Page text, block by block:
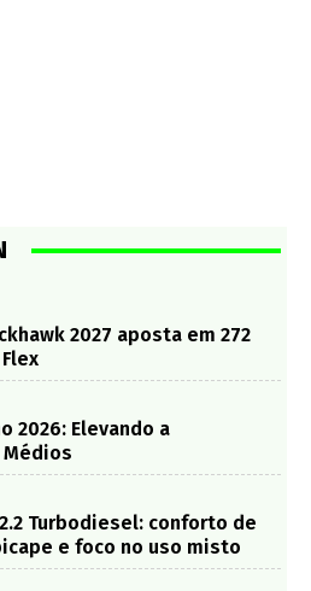
2027 aposta em 272
2026: Elevando a
Médios
Turbodiesel: conforto de
e foco no uso misto